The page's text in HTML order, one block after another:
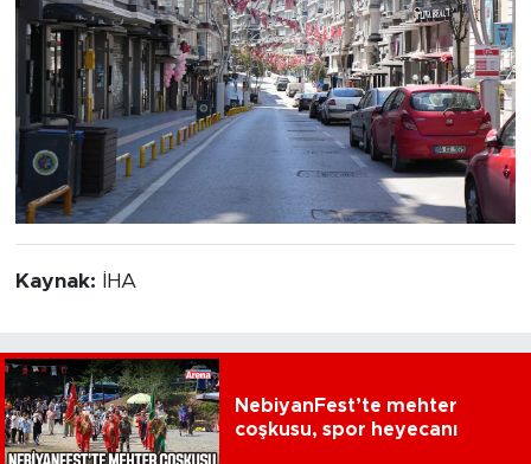
Kaynak: İHA
NebiyanFest’te mehter
coşkusu, spor heyecanı